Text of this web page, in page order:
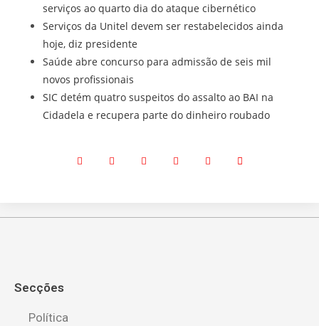
serviços ao quarto dia do ataque cibernético
Serviços da Unitel devem ser restabelecidos ainda
hoje, diz presidente
Saúde abre concurso para admissão de seis mil
novos profissionais
SIC detém quatro suspeitos do assalto ao BAI na
Cidadela e recupera parte do dinheiro roubado
Secções
Política